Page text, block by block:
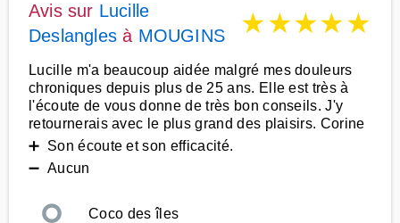
Avis sur Lucille
Deslangles à MOUGINS ★★★★★
Lucille m'a beaucoup aidée malgré mes douleurs
chroniques depuis plus de 25 ans. Elle est très à
l'écoute de vous donne de très bon conseils. J'y
retournerais avec le plus grand des plaisirs. Corine
➕ Son écoute et son efficacité.
➖ Aucun
Coco des îles